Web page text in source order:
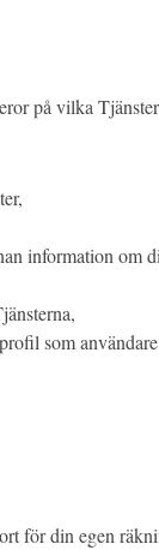
på vilka
information om
som
för din egen